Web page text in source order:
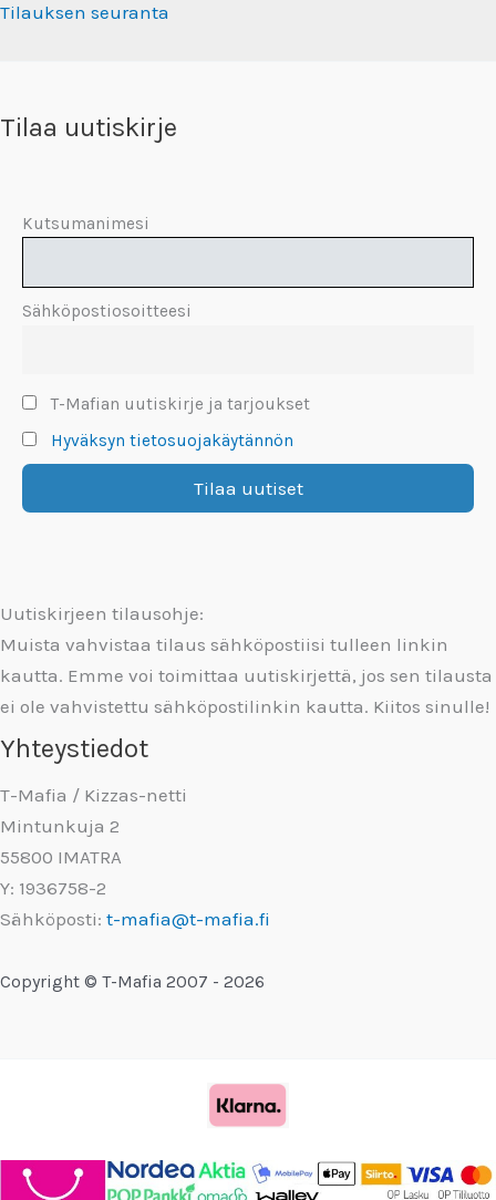
Tilauksen seuranta
Tilaa uutiskirje
Kutsumanimesi
Sähköpostiosoitteesi
T-Mafian uutiskirje ja tarjoukset
Hyväksyn tietosuojakäytännön
Uutiskirjeen tilausohje:
Muista vahvistaa tilaus sähköpostiisi tulleen linkin
kautta. Emme voi toimittaa uutiskirjettä, jos sen tilausta
ei ole vahvistettu sähköpostilinkin kautta. Kiitos sinulle!
Yhteystiedot
T-Mafia / Kizzas-netti
Mintunkuja 2
55800 IMATRA
Y: 1936758-2
Sähköposti: t-mafia@t-mafia.fi
Copyright © T-Mafia 2007 - 2026